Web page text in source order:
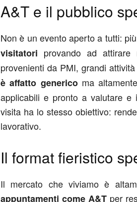
A&T e il pubblico
Non è un evento aperto a tutti:
visitatori provando ad attirare
provenienti da PMI, grandi
è affatto genericoma
applicabili e pronto a valutare e
visita ha lo stesso obiettivo:
lavorativo.
Il format fieristico
Il mercato che viviamo è
appuntamenti come A&T per